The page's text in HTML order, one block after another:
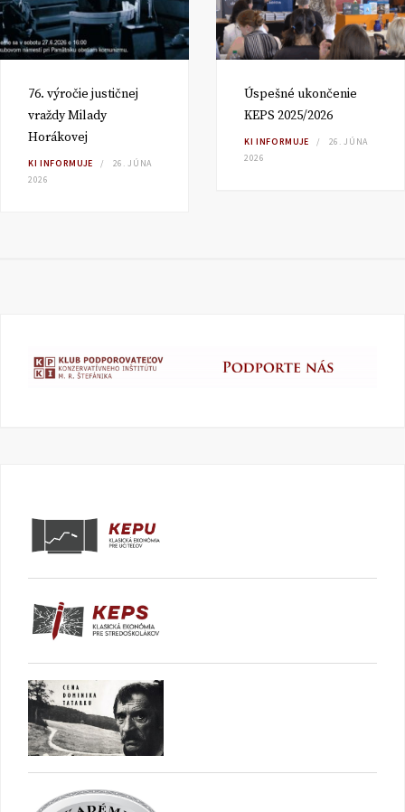
76. výročie justičnej
vraždy Milady
Horákovej
KI INFORMUJE
26. JÚNA
2026
Úspešné ukončenie
KEPS 2025/2026
KI INFORMUJE
26. JÚNA
2026